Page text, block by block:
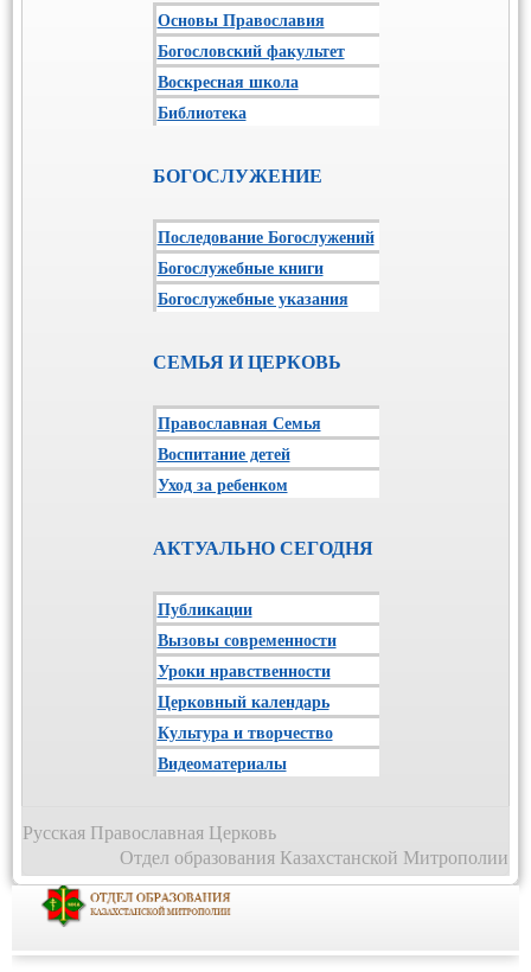
Основы Православия
Богословский факультет
Воскресная школа
Библиотека
БОГОСЛУЖЕНИЕ
Последование Богослужений
Богослужебные книги
Богослужебные указания
СЕМЬЯ И ЦЕРКОВЬ
Православная Семья
Воспитание детей
Уход за ребенком
АКТУАЛЬНО СЕГОДНЯ
Публикации
Вызовы современности
Уроки нравственности
Церковный календарь
Культура и творчество
Видеоматериалы
Русская Православная Церковь
Отдел образования Казахстанской Митрополии